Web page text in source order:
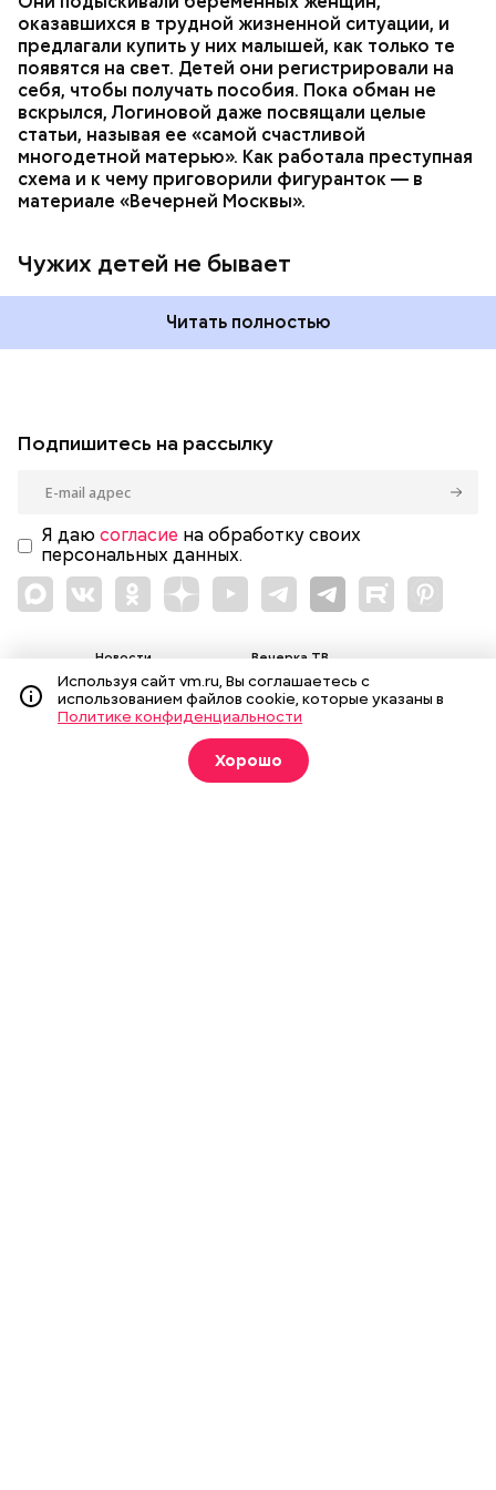
оказавшихся в трудной жизненной ситуации, и
предлагали купить у них малышей, как только те
появятся на свет. Детей они регистрировали на
себя, чтобы получать пособия. Пока обман не
вскрылся, Логиновой даже посвящали целые
статьи, называя ее «самой счастливой
многодетной матерью». Как работала преступная
схема и к чему приговорили фигуранток — в
материале «Вечерней Москвы».
Чужих детей не бывает
Читать полностью
Подпишитесь на рассылку
Я даю согласие на обработку своих
персональных данных.
Новости
Статьи
Мнения
Вечерка ТВ
Архив газеты
Спецпроекты
Пресса в образовании
Используя сайт vm.ru, Вы соглашаетесь с
использованием файлов cookie, которые указаны в
Политике конфиденциальности
Хорошо